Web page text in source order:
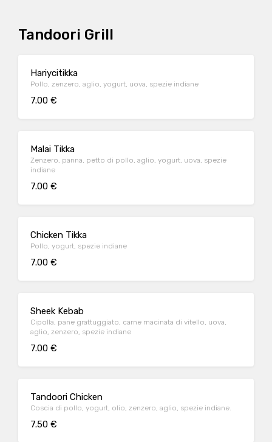
Tandoori Grill
Hariycitikka
Pollo, zenzero, aglio, yogurt, uova, spezie indiane
7.00 €
Malai Tikka
Zenzero, panna, petto di pollo, aglio, yogurt, uova, spezie
indiane
7.00 €
Chicken Tikka
Pollo, yogurt, spezie indiane
7.00 €
Sheek Kebab
Cipolla, pane grattuggiato, carne macinata di vitello, uova,
aglio, zenzero, spezie indiane
7.00 €
Tandoori Chicken
Coscia di pollo, yogurt, olio, zenzero, aglio, spezie indiane.
7.50 €